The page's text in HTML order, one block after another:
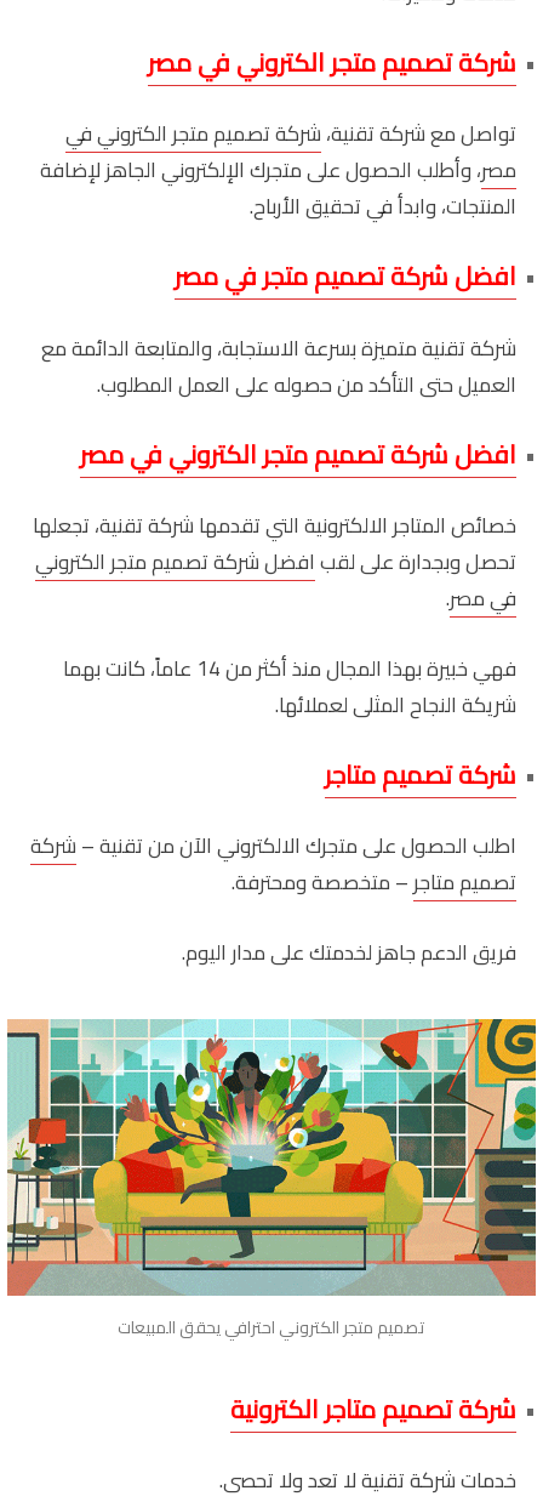
شركة تصميم متجر الكتروني في مصر
تواصل مع شركة تقنية،شركة تصميم متجر الكتروني في
مصر، وأطلب الحصول على متجرك الإلكتروني الجاهز لإضافة
المنتجات، وابدأ في تحقيق الأرباح.
افضل شركة تصميم متجر في مصر
شركة تقنية متميزة بسرعة الاستجابة، والمتابعة الدائمة مع
العميل حتى التأكد من حصوله على العمل المطلوب.
افضل شركة تصميم متجر الكتروني في مصر
خصائص المتاجر الالكترونية التي تقدمها شركة تقنية، تجعلها
تحصل وبجدارة على لقبافضل شركة تصميم متجر الكتروني
في مصر.
فهي خبيرة بهذا المجال منذ أكثر من 14 عاماً، كانت بهما
شريكة النجاح المثلى لعملائها.
شركة تصميم متاجر
اطلب الحصول على متجرك الالكتروني الآن من تقنية –شركة
تصميم متاجر– متخصصة ومحترفة.
فريق الدعم جاهز لخدمتك على مدار اليوم.
تصميم متجر الكتروني احترافي يحقق المبيعات
شركة تصميم متاجر الكترونية
خدمات شركة تقنية لا تعد ولا تحصى.